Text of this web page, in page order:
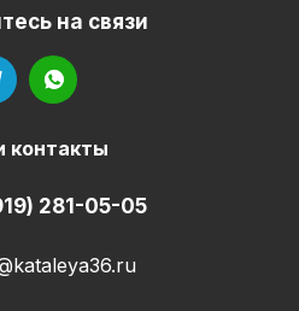
на связи
контакты
281-05-05